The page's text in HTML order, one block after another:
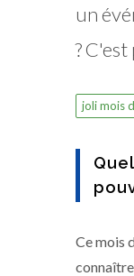
un
? C'est
joli mois
Ce mois